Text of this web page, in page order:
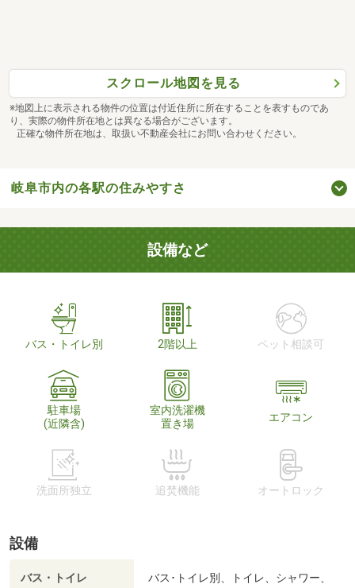
スクロール地図を見る
※地図上に表示される物件の位置は付近住所に所在することを表すものであ
り、実際の物件所在地とは異なる場合がございます。
正確な物件所在地は、取扱い不動産会社にお問い合わせください。
岐阜市内の各駅の住みやすさ
設備など
バス・トイレ別 2階以上 ペット相談可
駐車場
(近隣含)
室内洗濯機
置き場
エアコン
洗面所独立 追焚機能 オートロック
設備
バス・トイレ
バス･トイレ別、トイレ、シャワー、